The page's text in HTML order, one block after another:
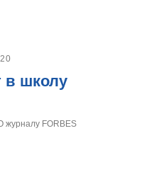
школу
FORBES